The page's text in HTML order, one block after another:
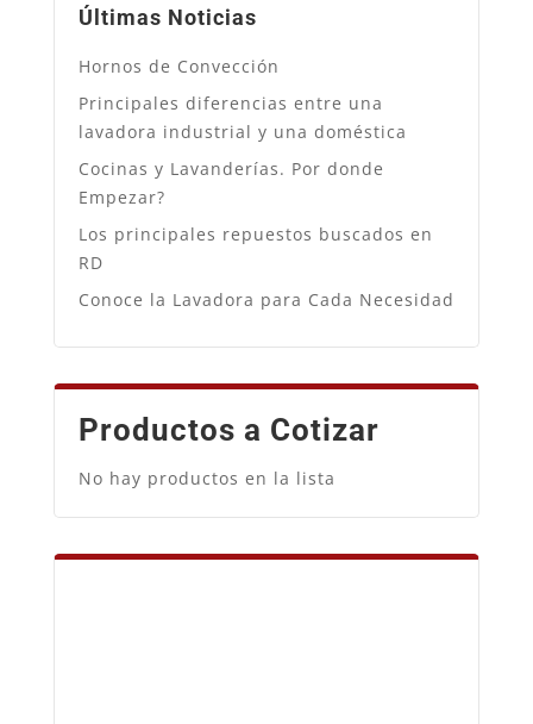
Últimas Noticias
Hornos de Convección
Principales diferencias entre una
lavadora industrial y una doméstica
Cocinas y Lavanderías. Por donde
Empezar?
Los principales repuestos buscados en
RD
Conoce la Lavadora para Cada Necesidad
Productos a Cotizar
No hay productos en la lista